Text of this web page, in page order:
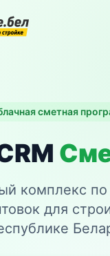
сметная
комплекс по
для